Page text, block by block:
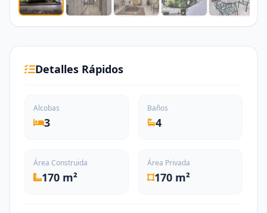
Detalles Rápidos
Alcobas
3
Baños
4
Área Construida
170 m²
Área Privada
170 m²